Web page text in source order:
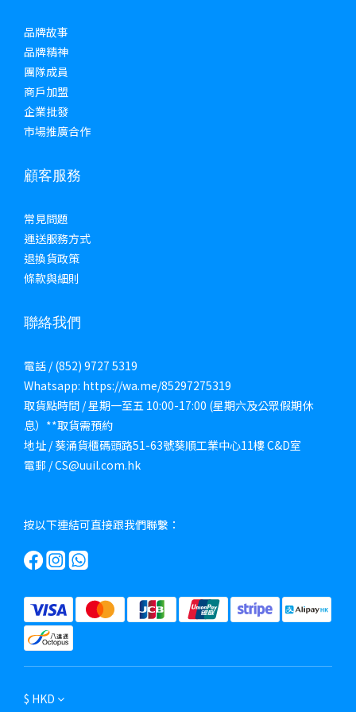
品牌故事
品牌精神
團隊成員
商戶加盟
企業批發
市場推廣合作
顧客服務
常見問題
運送服務方式
退換貨政策
條款與細則
聯絡我們
電話 / (852) 9727 5319
Whatsapp: https://wa.me/85297275319
取貨點時間 / 星期一至五 10:00-17:00 (星期六及公眾假期休
息）**取貨需預約
地址 / 葵涌貨櫃碼頭路51-63號葵順工業中心11樓 C&D室
電郵 / CS@uuil.com.hk
按以下連結可直接跟我們聯繫：
$ HKD